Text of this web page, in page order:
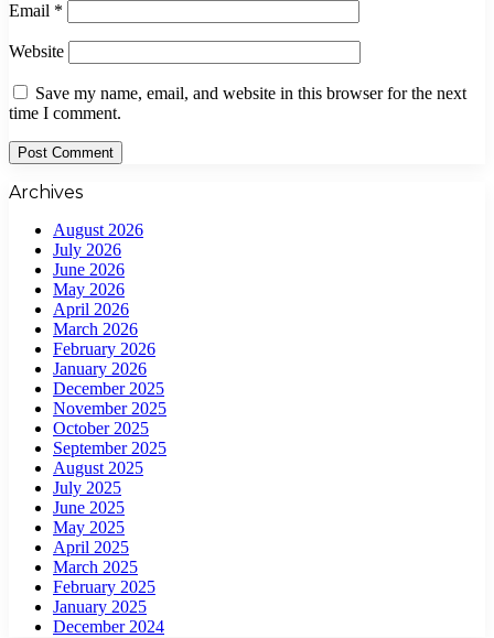
Email *
Website
Save my name, email, and website in this browser for the next
time I comment.
Archives
August 2026
July 2026
June 2026
May 2026
April 2026
March 2026
February 2026
January 2026
December 2025
November 2025
October 2025
September 2025
August 2025
July 2025
June 2025
May 2025
April 2025
March 2025
February 2025
January 2025
December 2024